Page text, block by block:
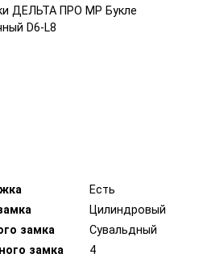
ДЕЛЬТА ПРО MP Букле
D6-L8
Есть
Цилиндровый
замка
Сувальдный
замка
4